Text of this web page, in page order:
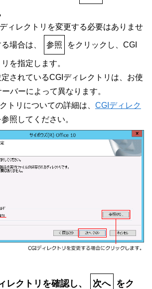
ィレクトリを変更する必要はありませ
場合は、 参照 をクリックし、CGI
を指定します。
されているCGIディレクトリは、お使
バーによって異なります。
トリについての詳細は、 CGIディレク
参照してください。
レクトリを確認し、 次へ をク